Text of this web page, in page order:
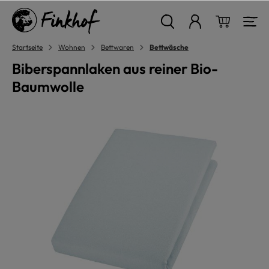
springen
Startseite Wohnen Bettwaren Bettwäsche
Biberspannlaken aus reiner Bio-
Baumwolle